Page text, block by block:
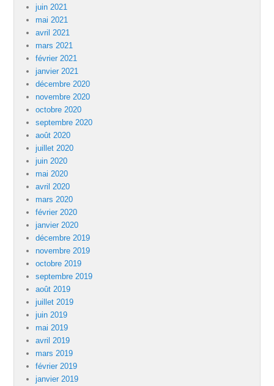
juin 2021
mai 2021
avril 2021
mars 2021
février 2021
janvier 2021
décembre 2020
novembre 2020
octobre 2020
septembre 2020
août 2020
juillet 2020
juin 2020
mai 2020
avril 2020
mars 2020
février 2020
janvier 2020
décembre 2019
novembre 2019
octobre 2019
septembre 2019
août 2019
juillet 2019
juin 2019
mai 2019
avril 2019
mars 2019
février 2019
janvier 2019